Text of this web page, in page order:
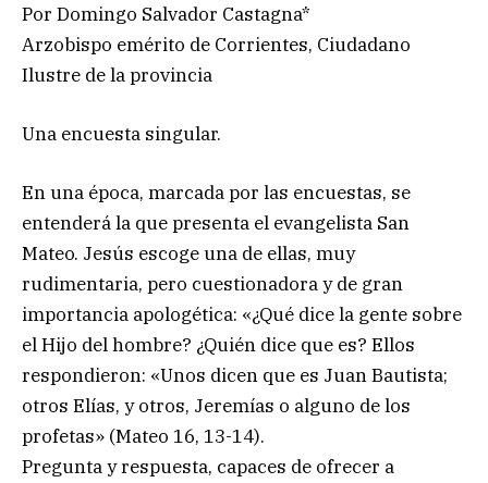
Por Domingo Salvador Castagna*
Arzobispo emérito de Corrientes, Ciudadano
Ilustre de la provincia
Una encuesta singular.
En una época, marcada por las encuestas, se
entenderá la que presenta el evangelista San
Mateo. Jesús escoge una de ellas, muy
rudimentaria, pero cuestionadora y de gran
importancia apologética: «¿Qué dice la gente sobre
el Hijo del hombre? ¿Quién dice que es? Ellos
respondieron: «Unos dicen que es Juan Bautista;
otros Elías, y otros, Jeremías o alguno de los
profetas» (Mateo 16, 13-14).
Pregunta y respuesta, capaces de ofrecer a